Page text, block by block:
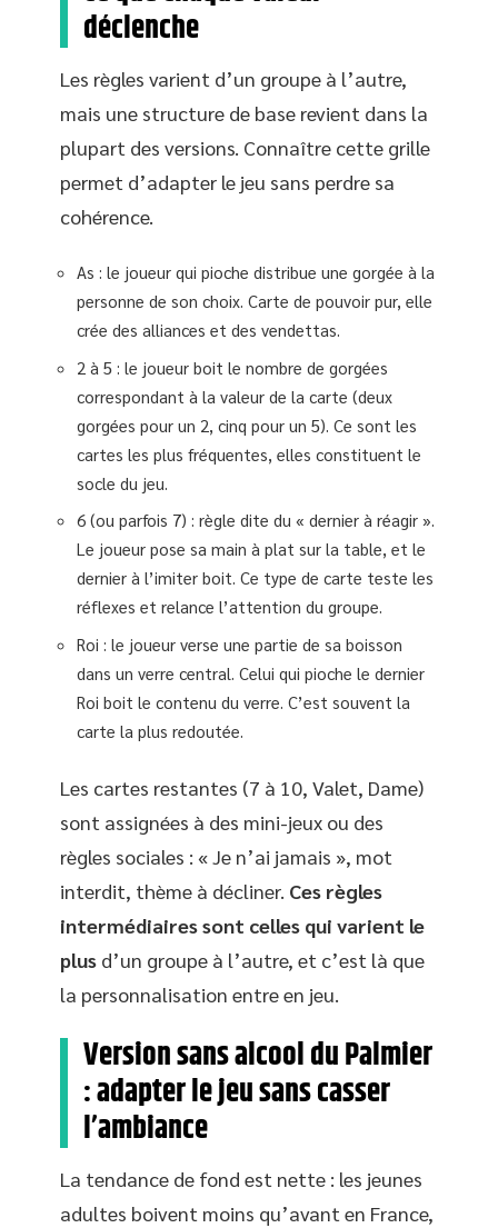
déclenche
Les règles varient d’un groupe à l’autre,
mais une structure de base revient dans la
plupart des versions. Connaître cette grille
permet d’adapter le jeu sans perdre sa
cohérence.
As : le joueur qui pioche distribue une gorgée à la
personne de son choix. Carte de pouvoir pur, elle
crée des alliances et des vendettas.
2 à 5 : le joueur boit le nombre de gorgées
correspondant à la valeur de la carte (deux
gorgées pour un 2, cinq pour un 5). Ce sont les
cartes les plus fréquentes, elles constituent le
socle du jeu.
6 (ou parfois 7) : règle dite du « dernier à réagir ».
Le joueur pose sa main à plat sur la table, et le
dernier à l’imiter boit. Ce type de carte teste les
réflexes et relance l’attention du groupe.
Roi : le joueur verse une partie de sa boisson
dans un verre central. Celui qui pioche le dernier
Roi boit le contenu du verre. C’est souvent la
carte la plus redoutée.
Les cartes restantes (7 à 10, Valet, Dame)
sont assignées à des mini-jeux ou des
règles sociales : « Je n’ai jamais », mot
interdit, thème à décliner. Ces règles
intermédiaires sont celles qui varient le
plus d’un groupe à l’autre, et c’est là que
la personnalisation entre en jeu.
Version sans alcool du Palmier
: adapter le jeu sans casser
l’ambiance
La tendance de fond est nette : les jeunes
adultes boivent moins qu’avant en France,